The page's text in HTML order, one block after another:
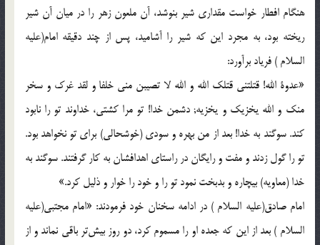
هنگام افطار خواست مقدارى شير بنوشد، آن ملعون زهر را در ميان آن شير
ريخته بود، به مجرد اين كه شير را آشاميد، پس از چند دقيقه امام(علیه
السلام )‌ فرياد برآورد:
«عدوة الله! قتلتني قتلك الله و الله لا تصيبن مني خلفا و لقد غرك و سخر
منك و الله يخزيك و يخزيه; دشمن خدا! تو مرا كشتى، خداوند تو را نابود
كند. سوگند به خدا! بعد از من بهره و سودى (خوشحالى) براى تو نخواهد بود.
تو را گول زدند و مفت و رايگان در راستاى اهدافشان به كار گرفتند. سوگند به
خدا (معاويه) بيچاره و بدبخت نمود تو را و خود را خوار و ذليل كرد.»
امام صادق(علیه السلام )‌ در ادامه سخنان خود فرمودند: «امام مجتبى(علیه
السلام )‌ بعد از اين كه جعده او را مسموم كرد، دو روز بيش‌تر باقى نماند و از